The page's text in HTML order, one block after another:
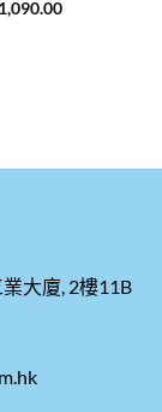
目
大廈, 2樓11B